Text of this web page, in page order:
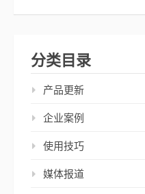
分类目录
产品更新
企业案例
使用技巧
媒体报道